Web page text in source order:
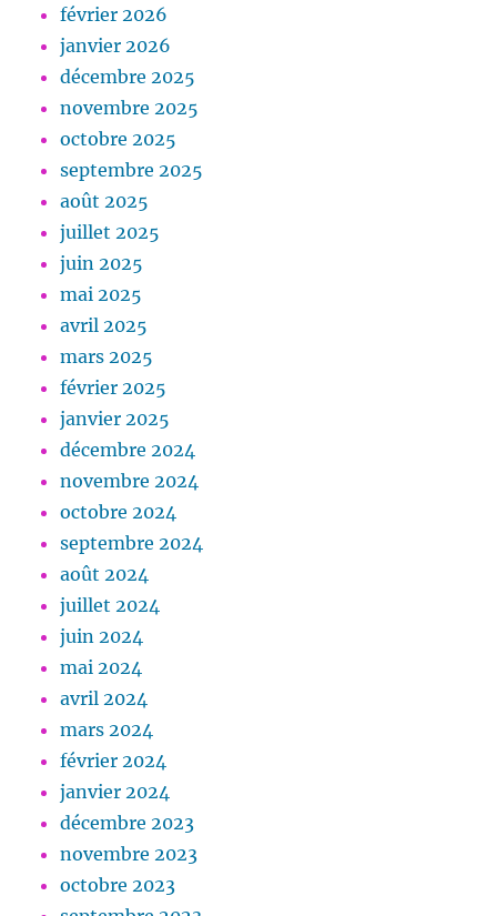
février 2026
janvier 2026
décembre 2025
novembre 2025
octobre 2025
septembre 2025
août 2025
juillet 2025
juin 2025
mai 2025
avril 2025
mars 2025
février 2025
janvier 2025
décembre 2024
novembre 2024
octobre 2024
septembre 2024
août 2024
juillet 2024
juin 2024
mai 2024
avril 2024
mars 2024
février 2024
janvier 2024
décembre 2023
novembre 2023
octobre 2023